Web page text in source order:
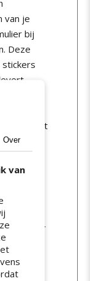
van je
bij
Deze
in
over het
de
Zilver
vinyl.
want dat
kun
Over
van